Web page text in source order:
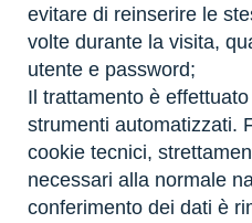
evitare di reinserire le
volte durante la visita,
utente e password;
Il trattamento è
strumenti automatizzati.
cookie tecnici,
necessari alla normale
conferimento dei dati è